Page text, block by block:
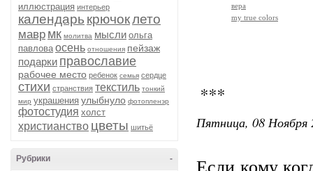
иллюстрация интерьер
календарь крючоклето
мавр мк молитва мысли ольга
павлова осень отношения пейзаж
подарки православие
рабочее место ребенок семья сердце
стихи странствия текстиль тонкий
мир украшения улыбнуло фотопленэр
фотостудия холст
христианство цветы шитьё
-
Рубрики
вера
my true colors
***
Пятница, 08 Ноября